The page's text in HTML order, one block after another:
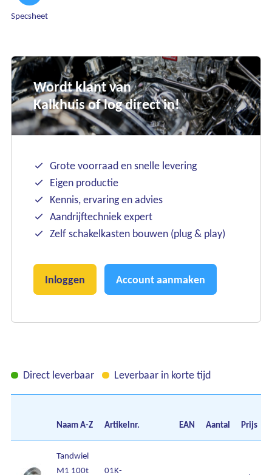
Specsheet
Wordt klant van
Kalkhuis of log direct in!
Grote voorraad en snelle levering
Eigen productie
Kennis, ervaring en advies
Aandrijftechniek expert
Zelf schakelkasten bouwen (plug & play)
Inloggen Account aanmaken
Direct leverbaar Leverbaar in korte tijd
NaamA-Z Artikelnr. EAN Aantal Prijs
Tandwiel
M1 100t
01K-